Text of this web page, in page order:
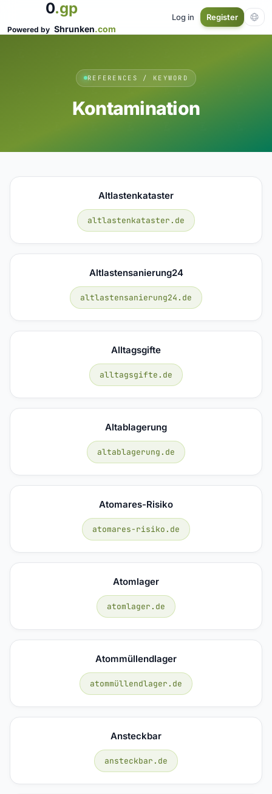
0.gp
Powered by Shrunken.com
Log in Register
REFERENCES / KEYWORD
Kontamination
Altlastenkataster
altlastenkataster.de
Altlastensanierung24
altlastensanierung24.de
Alltagsgifte
alltagsgifte.de
Altablagerung
altablagerung.de
Atomares-Risiko
atomares-risiko.de
Atomlager
atomlager.de
Atommüllendlager
atommüllendlager.de
Ansteckbar
ansteckbar.de